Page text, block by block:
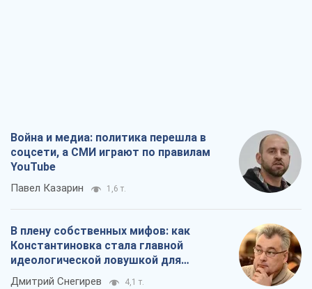
Война и медиа: политика перешла в
соцсети, а СМИ играют по правилам
YouTube
Павел Казарин 1,6 т.
В плену собственных мифов: как
Константиновка стала главной
идеологической ловушкой для
российских оккупантов
Дмитрий Снегирев 4,1 т.